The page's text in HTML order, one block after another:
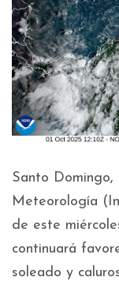
Santo
Meteorología
de este
continuará
soleado y